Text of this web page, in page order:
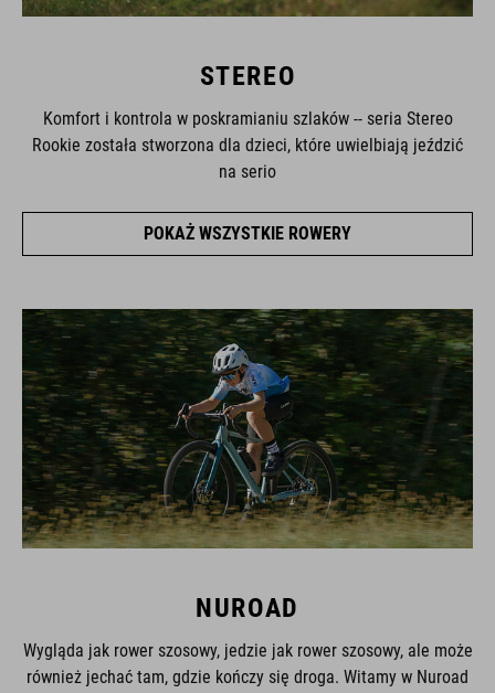
STEREO
Komfort i kontrola w poskramianiu szlaków -- seria Stereo
Rookie została stworzona dla dzieci, które uwielbiają jeździć
na serio
POKAŻ WSZYSTKIE ROWERY
NUROAD
Wygląda jak rower szosowy, jedzie jak rower szosowy, ale może
również jechać tam, gdzie kończy się droga. Witamy w Nuroad